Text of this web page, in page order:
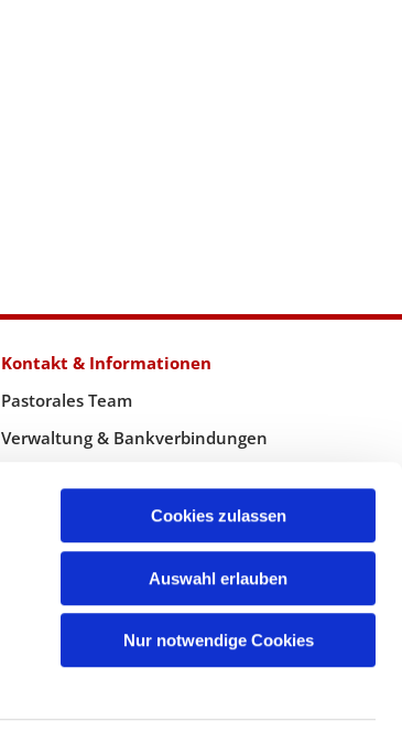
Cookies zulassen
Auswahl erlauben
Nur notwendige Cookies
Kontakt & Informationen
Pastorales Team
Verwaltung & Bankverbindungen